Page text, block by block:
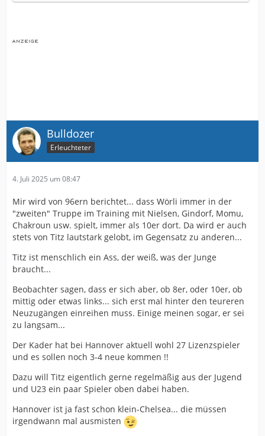
Bulldozer
Erleuchteter
4. Juli 2025 um 08:47
Mir wird von 96ern berichtet... dass Wörli immer in der
"zweiten" Truppe im Training mit Nielsen, Gindorf, Momu,
Chakroun usw. spielt, immer als 10er dort. Da wird er auch
stets von Titz lautstark gelobt, im Gegensatz zu anderen...
Titz ist menschlich ein Ass, der weiß, was der Junge
braucht...
Beobachter sagen, dass er sich aber, ob 8er, oder 10er, ob
mittig oder etwas links... sich erst mal hinter den teureren
Neuzugängen einreihen muss. Einige meinen sogar, er sei
zu langsam...
Der Kader hat bei Hannover aktuell wohl 27 Lizenzspieler
und es sollen noch 3-4 neue kommen !!
Dazu will Titz eigentlich gerne regelmäßig aus der Jugend
und U23 ein paar Spieler oben dabei haben.
Hannover ist ja fast schon klein-Chelsea... die müssen
irgendwann mal ausmisten